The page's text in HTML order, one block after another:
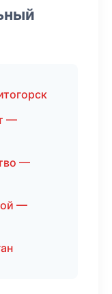
—
—
—